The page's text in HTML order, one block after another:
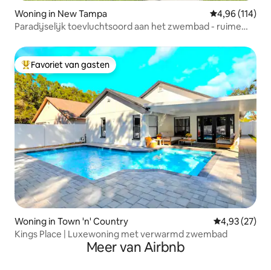
Woning in New Tampa Gemiddelde
4,96 (114)
Paradijselijk toevluchtsoord aan het zwembad - ruime
Topfavoriet van gasten
Favoriet van gasten
Woning in Town 'n' Country Gemiddelde
4,93 (27)
Kings Place | Luxewoning met verwarmd zwembad
Meer van Airbnb